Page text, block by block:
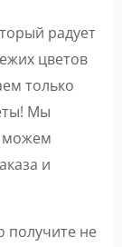
радует
цветов
только
Мы
можем
и
получите не